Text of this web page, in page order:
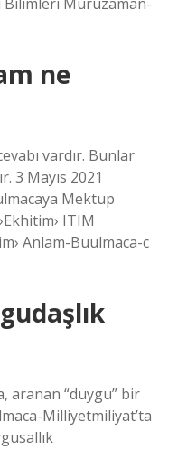
ne
vardır. Bunlar
3 Mayıs 2021
Mektup
ITIM
Anlam-Buulmaca-c
aranan “duygu” bir
Milliyetmiliyat’ta